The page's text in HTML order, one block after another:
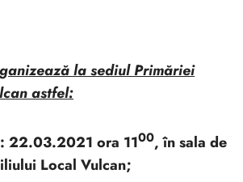
la sediul Primăriei
astfel:
22.03.2021 ora 1100, în sala de
Local Vulcan;